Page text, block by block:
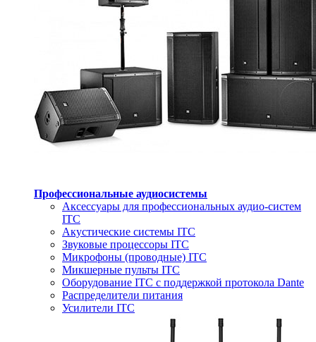
Профессиональные аудиосистемы
Аксессуары для профессиональных аудио-систем
ITC
Акустические системы ITC
Звуковые процессоры ITC
Микрофоны (проводные) ITC
Микшерные пульты ITC
Оборудование ITC с поддержкой протокола Dante
Распределители питания
Усилители ITC